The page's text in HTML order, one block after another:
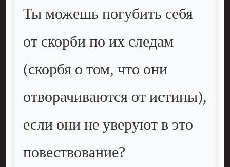
Ты можешь погубить себя
от скорби по их следам
(скорбя о том, что они
отворачиваются от истины),
если они не уверуют в это
повествование?